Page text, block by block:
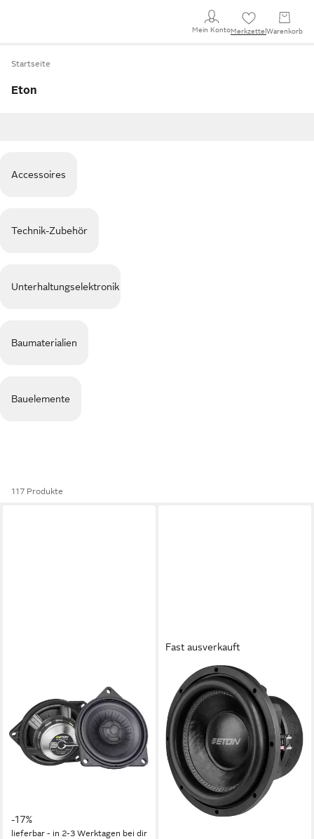
Mein KontoMerkzettel Warenkorb
Startseite
Eton
Accessoires
Technik-Zubehör
Unterhaltungselektronik
Baumaterialien
Bauelemente
117 Produkte
UG BMW 10 XT, 10 cm 2-
Wege Lautsprecher Coax
System für BMW Auto-
Lautsprecher
25 W Gesamtleistung
-17%
lieferbar - in 2-3 Werktagen bei dir
Fast ausverkauft
ETON
MW 12 30cm Subwoofer
Chassis Auto-Subwoofer
17,73 kg Gewicht
ab 255,20 € UVP
319,00 €
12,68 € mtl. in 24 Raten
-20%
lieferbar - in 2-3 Werktagen bei dir